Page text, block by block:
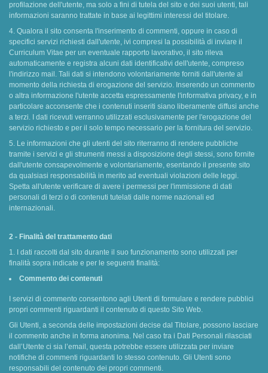
profilazione dell'utente, ma solo a fini di tutela del sito e dei suoi utenti, tali
informazioni saranno trattate in base ai legittimi interessi del titolare.
4. Qualora il sito consenta l'inserimento di commenti, oppure in caso di
specifici servizi richiesti dall'utente, ivi compresi la possibilità di inviare il
Curriculum Vitae per un eventuale rapporto lavorativo, il sito rileva
automaticamente e registra alcuni dati identificativi dell'utente, compreso
l'indirizzo mail. Tali dati si intendono volontariamente forniti dall'utente al
momento della richiesta di erogazione del servizio. Inserendo un commento
o altra informazione l'utente accetta espressamente l'informativa privacy, e in
particolare acconsente che i contenuti inseriti siano liberamente diffusi anche
a terzi. I dati ricevuti verranno utilizzati esclusivamente per l'erogazione del
servizio richiesto e per il solo tempo necessario per la fornitura del servizio.
5. Le informazioni che gli utenti del sito riterranno di rendere pubbliche
tramite i servizi e gli strumenti messi a disposizione degli stessi, sono fornite
dall'utente consapevolmente e volontariamente, esentando il presente sito
da qualsiasi responsabilità in merito ad eventuali violazioni delle leggi.
Spetta all'utente verificare di avere i permessi per l'immissione di dati
personali di terzi o di contenuti tutelati dalle norme nazionali ed
internazionali.
2 - Finalità del trattamento dati
1. I dati raccolti dal sito durante il suo funzionamento sono utilizzati per
finalità sopra indicate e per le seguenti finalità:
Commento dei contenuti
I servizi di commento consentono agli Utenti di formulare e rendere pubblici
propri commenti riguardanti il contenuto di questo Sito Web.
Gli Utenti, a seconda delle impostazioni decise dal Titolare, possono lasciare
il commento anche in forma anonima. Nel caso tra i Dati Personali rilasciati
dall’Utente ci sia l’email, questa potrebbe essere utilizzata per inviare
notifiche di commenti riguardanti lo stesso contenuto. Gli Utenti sono
responsabili del contenuto dei propri commenti.